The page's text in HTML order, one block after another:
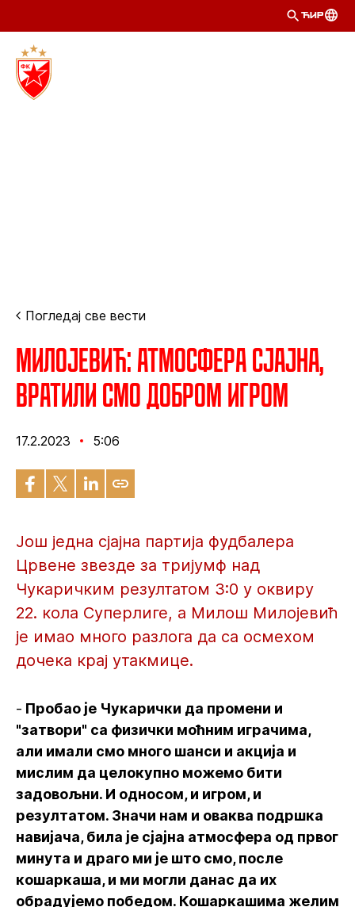
ЋИР
Погледај све вести
Милојевић: Атмосфера сјајна,
вратили смо добром игром
17.2.2023 5:06
Још једна сјајна партија фудбалера
Црвене звезде за тријумф над
Чукаричким резултатом 3:0 у оквиру
22. кола Суперлиге, а Милош Милојевић
је имао много разлога да са осмехом
дочека крај утакмице.
- Пробао је Чукарички да промени и
"затвори" са физички моћним играчима,
али имали смо много шанси и акција и
мислим да целокупно можемо бити
задовољни. И односом, и игром, и
резултатом. Значи нам и оваква подршка
навијача, била је сјајна атмосфера од првог
минута и драго ми је што смо, после
кошаркаша, и ми могли данас да их
обрадујемо победом. Кошаркашима желим